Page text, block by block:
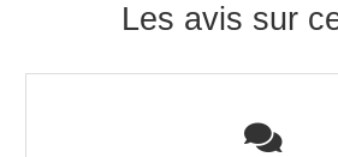
Les avis sur